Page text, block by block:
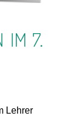
IM 7.
Lehrer